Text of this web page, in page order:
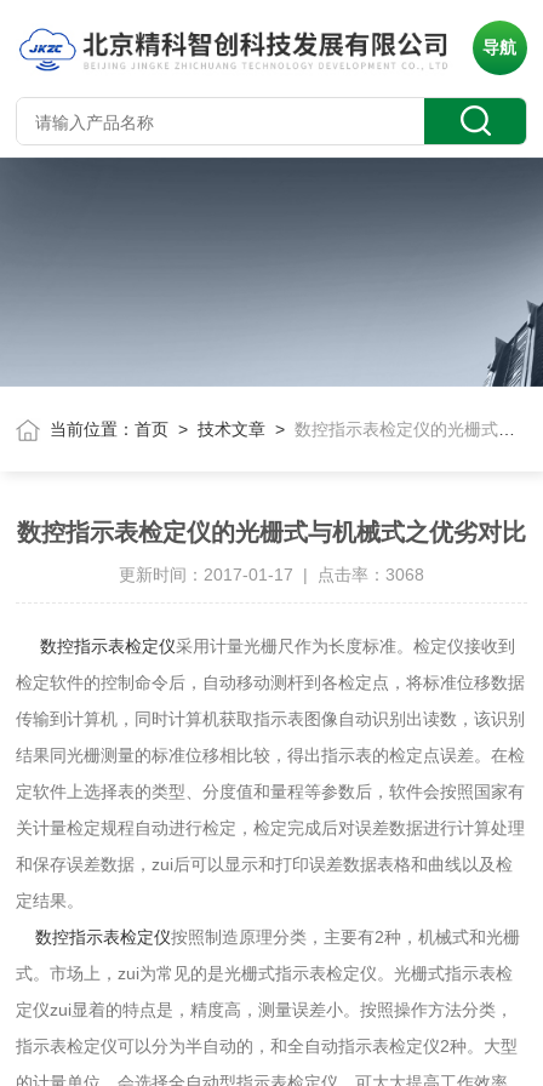
导航
当前位置：首页 >技术文章 >数控指示表检定仪的光栅式与机械式之优劣对比
数控指示表检定仪的光栅式与机械式之优劣对比
更新时间：2017-01-17 | 点击率：3068
数控指示表检定仪采用计量光栅尺作为长度标准。检定仪接收到
检定软件的控制命令后，自动移动测杆到各检定点，将标准位移数据
传输到计算机，同时计算机获取指示表图像自动识别出读数，该识别
结果同光栅测量的标准位移相比较，得出指示表的检定点误差。在检
定软件上选择表的类型、分度值和量程等参数后，软件会按照国家有
关计量检定规程自动进行检定，检定完成后对误差数据进行计算处理
和保存误差数据，zui后可以显示和打印误差数据表格和曲线以及检
定结果。
数控指示表检定仪按照制造原理分类，主要有2种，机械式和光栅
式。市场上，zui为常见的是光栅式指示表检定仪。光栅式指示表检
定仪zui显着的特点是，精度高，测量误差小。按照操作方法分类，
指示表检定仪可以分为半自动的，和全自动指示表检定仪2种。大型